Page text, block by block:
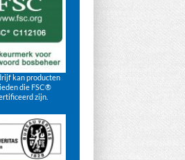
kan producten
die FSC®
zijn.